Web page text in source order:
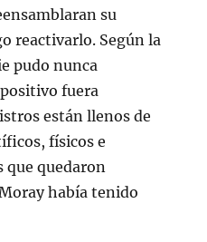
su
reactivarlo. Según la
pudo nunca
fuera
están llenos de
físicos e
que quedaron
había tenido